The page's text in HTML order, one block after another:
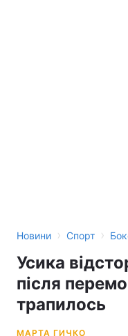
Новини › Спорт ›
Усика
після
трапилось
МАРТА ГИЧКО